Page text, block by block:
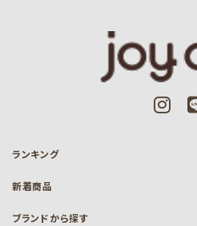
ランキング
新着商品
ブランドから探す